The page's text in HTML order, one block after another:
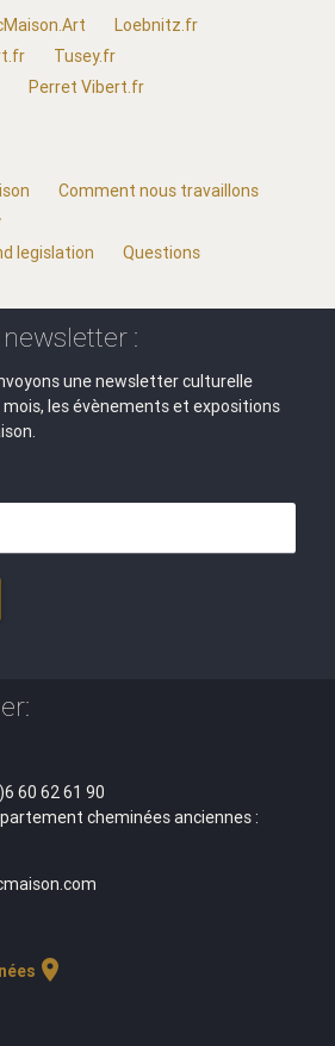
Loebnitz.fr
Tusey.fr
Perret Vibert.fr
Comment nous travaillons
legislation
Questions
:
une newsletter culturelle
les évènements et expositions
60 62 61 90
cheminées anciennes :
location_on